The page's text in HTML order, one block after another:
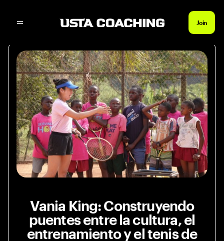
Join
Noticias Inicio Lo que los entrenadores de
Vania King: Construyendo
puentes entre la cultura, el
entrenamiento y el tenis de